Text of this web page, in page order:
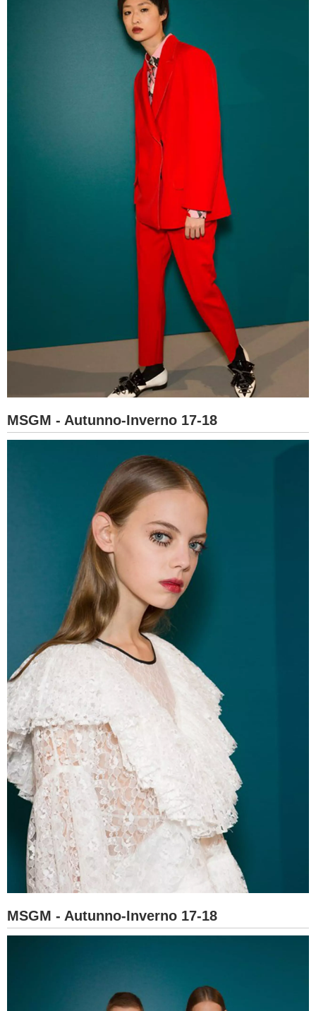
MSGM - Autunno-Inverno 17-18
MSGM - Autunno-Inverno 17-18